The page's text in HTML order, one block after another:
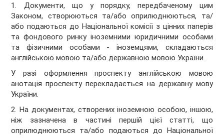
1. Документи, що у порядку, передбаченому цим
Законом, створюються та/або оприлюднюються, та/
або подаються до Національної комісії з цінних паперів
та фондового ринку іноземними юридичними особами
та фізичними особами - іноземцями, складаються
англійською мовою та/або державною мовою України.
У разі оформлення проспекту англійською мовою
анотація проспекту перекладається на державну мову
України.
2. На документах, створених іноземною особою, іншою,
ніж зазначена в частині першій цієї статті, що
оприлюднюються та/або подаються до Національної